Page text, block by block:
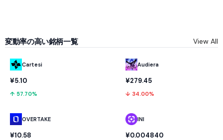
変動率の高い銘柄一覧 View All
Cartesi
¥5.10
↑ 57.70%
OVERTAKE
¥10.58
Audiera
¥279.45
↓ 34.00%
INI
¥0.004840